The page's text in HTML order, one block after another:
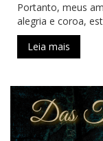
Portanto, meus
alegria e coroa,
Leia mais